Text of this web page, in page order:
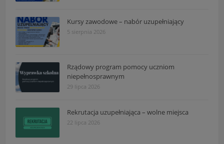
Kursy zawodowe – nabór uzupełniający
5 sierpnia 2026
Rządowy program pomocy uczniom
niepełnosprawnym
29 lipca 2026
Rekrutacja uzupełniająca – wolne miejsca
22 lipca 2026